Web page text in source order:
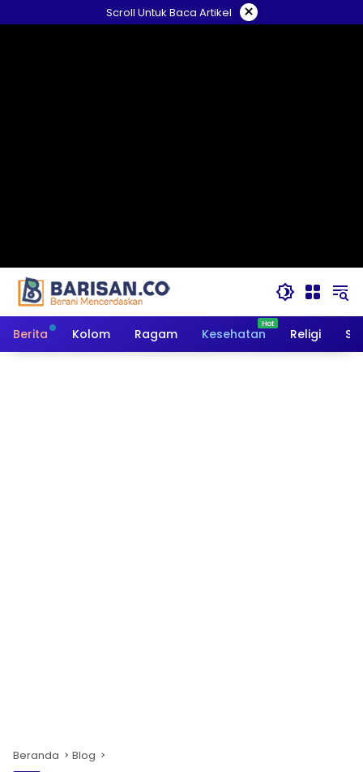
ke
Scroll Untuk Baca Artikel ×
Berita Kolom Ragam Kesehatan Religi
Beranda Blog